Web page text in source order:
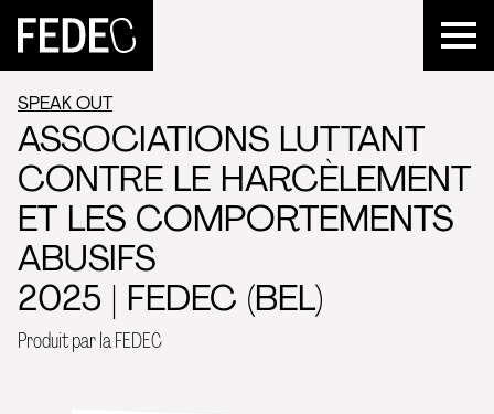
FEDEC
SPEAK OUT
ASSOCIATIONS LUTTANT
CONTRE LE HARCÈLEMENT
ET LES COMPORTEMENTS
ABUSIFS
2025 | FEDEC (BEL)
Produit par la FEDEC